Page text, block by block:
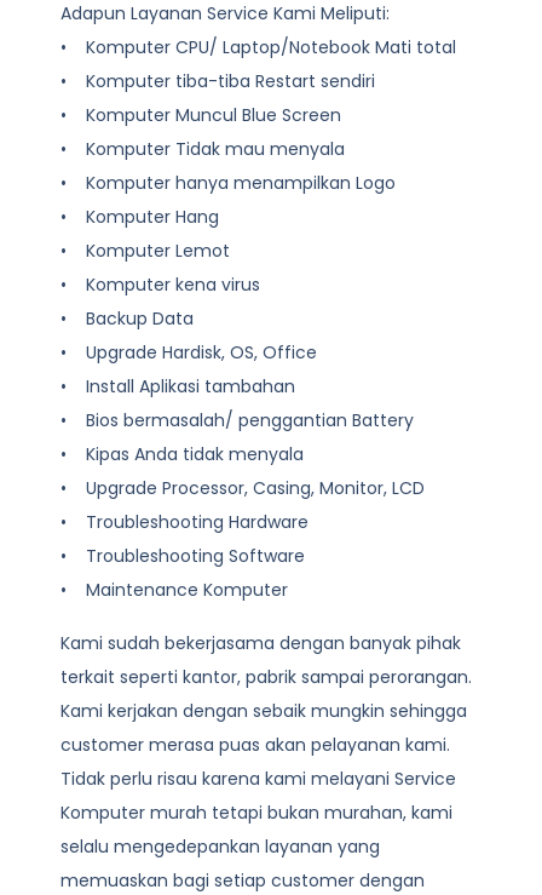
Adapun Layanan Service Kami Meliputi:
• Komputer CPU/ Laptop/Notebook Mati total
• Komputer tiba-tiba Restart sendiri
• Komputer Muncul Blue Screen
• Komputer Tidak mau menyala
• Komputer hanya menampilkan Logo
• Komputer Hang
• Komputer Lemot
• Komputer kena virus
• Backup Data
• Upgrade Hardisk, OS, Office
• Install Aplikasi tambahan
• Bios bermasalah/ penggantian Battery
• Kipas Anda tidak menyala
• Upgrade Processor, Casing, Monitor, LCD
• Troubleshooting Hardware
• Troubleshooting Software
• Maintenance Komputer
Kami sudah bekerjasama dengan banyak pihak
terkait seperti kantor, pabrik sampai perorangan.
Kami kerjakan dengan sebaik mungkin sehingga
customer merasa puas akan pelayanan kami.
Tidak perlu risau karena kami melayani Service
Komputer murah tetapi bukan murahan, kami
selalu mengedepankan layanan yang
memuaskan bagi setiap customer dengan